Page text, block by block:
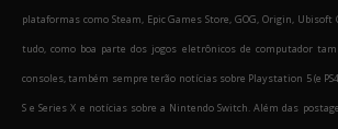
plataformas como Steam, Epic Games Store, GOG, Origin, Ubisoft
tudo, como boa parte dos jogos eletrônicos de computador
consoles, também sempre terão notícias sobre Playstation 5 (e
S e Series X e notícias sobre a Nintendo Switch. Além das